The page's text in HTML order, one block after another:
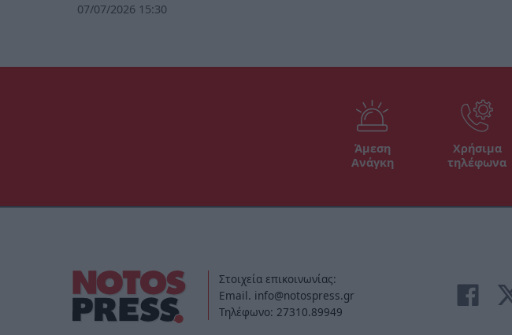
07/07/2026 15:30
Άμεση
Ανάγκη
Χρήσιμα
τηλέφωνα
Στοιχεία επικοινωνίας:
Email. info@notospress.gr
Τηλέφωνο: 27310.89949